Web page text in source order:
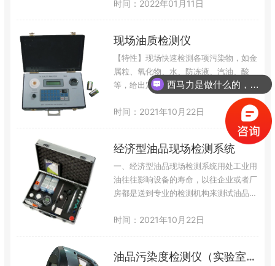
时间：2022年01月11日
现场油质检测仪
【特性】现场快速检測各项污染物，如金
属粒、氧化物、水、防冻液、汽油、酸
等，给出定性、定量的概念；决定油品是
否仍可使用或需更换，对各种油品进行快
速检测，以免所有油品外送实验室检测，
费事费力广泛用于各种关键设备，如压缩
机、发动机齿轮箱、工程机械及其他各种
机械设备；现场操作十分简单，只需在检
测腔中滴入几滴油样，即可从其综合介电
常数的变化判定油品的污染程度。【技术
参数】基本型：检测油品污染程度检验新
时间：2021年10月22日
经济型油品现场检测系统
一、经济型油品现场检测系统用处工业用
油往往影响设备的寿命，以往企业或者厂
房都是送到专业的检测机构来测试油品健
免麻烦很多企业都是通过定期换油来避免
减排的号召！通过菲尔德的经济型油品现
时间：2021年10月22日
油品污染度检测仪（实验室型）